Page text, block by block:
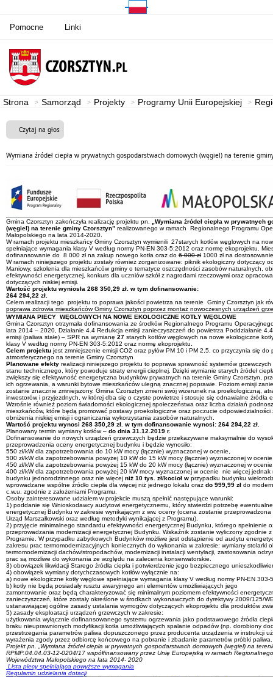
Pomocne Linki
Strona Samorząd Projekty Programy Unii Europejskiej
Czytaj na głos
Wymiana źródeł ciepła w prywatnych gospodarstwach domowych (węgiel) na terenie
Gmina Czorsztyn zakończyła realizację projektu pn.
„Wymiana źródeł ciepła w prywatnych
(węgiel) na terenie gminy Czorsztyn” realizowanego w ramach Regionalnego Programu
Małopolskiego na lata 2014-2020.
W ramach projektu mieszkańcy Gminy Czorsztyn wymienili 27starych kotłów węglowych na
spełniające wymagania klasy V według normy PN-EN 303-5:2012 oraz normę ekoprojektu.
dofinansowanie do 8 000 zł na zakup nowego kotła oraz do 6 000 zł1000 zł na
W ramach niniejszego projektu zostały również zorganizowane: piknik ekologiczny dotyczący
Maniowy, szkolenia dla mieszkańców gminy o tematyce oszczędności zasobów naturalnych,
efektywności energetycznej, konkurs dla uczniów szkół z nagrodami rzeczowymi oraz
dotyczących niskiej emisji.
Wartość projektu wyniosła 268 350,29 zł. w tym dofinansowanie:
264 294,22 zł.
Celem realizacji tego projektu to poprawa jakości powietrza na terenie Gminy Czorsztyn jak
poprawa zdrowia mieszkańców Gminy Czorsztyn poprzez montaż nowoczesnych urządzeń
WYMIANA PIECY WĘGLOWYCH NA NOWE EKOLOGICZNE KOTŁY WĘGLOWE
Gmina Czorsztyn otrzymała dofinansowania ze środków Regionalnego Programu
lata 2014 – 2020, Działanie 4.4 Redukcja emisji zanieczyszczeń do powietrza Poddziałanie
emisji (paliwa stałe) – SPR na wymianę 27 starych kotłów węglowych na nowe ekologiczne
klasy V według normy PN-EN 303-5:2012 oraz normę ekoprojektu.
Celem projektu jest zmniejszenie emisji CO2 oraz pyłów PM 10 i PM 2,5, co przyczynia się
atmosferycznego na terenie Gminy Czorsztyn
Planowane efekty realizacji niniejszego projektu to poprawa sprawność systemów
stanu technicznego, który powoduje straty energii cieplnej. Dzięki wymianie starych źródeł
zwiększy się efektywność energetyczna budynków prywatnych na terenie Gminy Czorsztyn,
ich ogrzewania, a warunki bytowe mieszkańców ulegną znacznej poprawie. Poziom emisji
zostanie znacznie zmniejszony. Gmina Czorsztyn zmieni swój wizerunek na proekologiczną,
inwestorów i przyjezdnych, w której dba się o czyste powietrze i stosuje się odnawialne źródła
Wzrośnie również poziom świadomości ekologicznej społeczeństwa oraz liczba działań
mieszkańców, które będą promować postawy proekologiczne oraz poczucie
obniżenia niskiej emisji i ograniczania wykorzystania zasobów naturalnych.
Wartość projektu wynosi 268 350,29 zł. w tym dofinansowanie wynosi: 264 294,22 zł.
Planowany termin wymiany kotłów – do dnia 31.12.2019 r.
Dofinansowanie do nowych urządzeń grzewczych będzie przekazywane maksymalnie do
przeprowadzenia oceny energetycznej budynku i będzie wynosiło:
550 zł/kW dla zapotrzebowania do 10 kW mocy (łącznie) wyznaczonej w ocenie,
500 zł/kW dla zapotrzebowania powyżej 10 kW do 15 kW mocy (łącznie) wyznaczonej w
450 zł/kW dla zapotrzebowania powyżej 15 kW do 20 kW mocy (łącznie) wyznaczonej w
400 zł/kW dla zapotrzebowania powyżej 20 kW mocy wyznaczonej w ocenie nie więcej jednak
budynku jednorodzinnego oraz nie więcej niż 10 tys. zł/kocioł w przypadku budynku
wprowadzane wspólne źródło ciepła dla więcej niż jednego lokalu oraz do 999,99 zł do
c.w.u. zgodnie z założeniami Programu.
Osoby zainteresowane udziałem w projekcie muszą spełnić następujące warunki:
1) poddanie się Wnioskodawcy audytowi energetycznemu, który stwierdzi potrzebę
energetycznej Budynku w zakresie wynikającym z ww. oceny (ocena zostanie
Urząd Marszałkowski oraz według metodyki wynikającej z Programu).
2) przyjęcie minimalnego standardu efektywności energetycznej Budynku, którego spełnienie
przeprowadzania modernizacji energetycznej Budynku. Wskaźnik zostanie wyliczony zgodnie z
Programie. W przypadku zabytkowych Budynków możliwe jest odstąpienie od audytu
zakresu prac termomodernizacyjnych koniecznych do wykonania w zakresie: wymiany stolarki
termomodernizacji dachów/stropodachów, modernizacji instalacji wentylacji, zastosowania
prac są możliwe do wykonania ze względu na zalecenia konserwatorskie.
3) obowiązek likwidacji Starego źródła ciepła i potwierdzenie jego bezpiecznego
4) obowiązek wymiany dotychczasowych kotłów wyłącznie na:
a) nowe ekologiczne kotły węglowe spełniające wymagania klasy V według normy PN-EN 303-
b) kotły nie będą posiadały rusztu awaryjnego ani elementów umożliwiających jego
zamontowanie oraz będą charakteryzować się minimalnym poziomem efektywności
zanieczyszczeń, które zostały określone w środkach wykonawczych do dyrektywy 2009/125/
ustanawiającej ogólne zasady ustalania wymogów dotyczących ekoprojektu dla produktów
5) zasady eksploatacji urządzeń grzewczych w zakresie:
użytkowania wyłącznie dofinansowanego systemu ogrzewania jako podstawowego źródła
braku nieuprawnionych modyfikacji kotła umożliwiających spalanie odpadów (np. dorobiony
przestrzegania parametrów paliwa dopuszczonego przez producenta urządzenia w instrukcji
wyrażenia zgody przez odbiorcę końcowego na pobranie i zbadanie parametrów próbki paliwa.
Projekt pn. „Wymiana źródeł ciepła w prywatnych gospodarstwach domowych (węgiel) na
RPMP.04.04.03-12-0204/17 współfinansowany przez Unię Europejską w ramach
Województwa Małopolskiego na lata 2014- 2020
Lista piecy spełniająca powyższe wymagania
Regulamin udzielania dotacji